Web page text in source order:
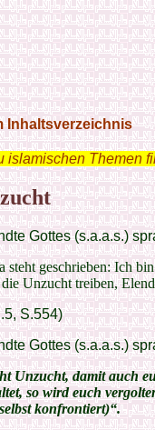
Inhaltsverzeichnis
islamischen Themen
Gottes (s.a.a.s.)
steht geschrieben: Ich
Unzucht treiben,
S.554)
Gottes (s.a.a.s.)
Unzucht, damit auch
so wird euch
konfrontiert)“.